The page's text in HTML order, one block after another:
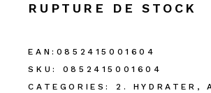
RUPTURE DE STOCK
EAN: 0852415001604
SKU:
0852415001604
CATEGORIES:
2. HYDRATER ,